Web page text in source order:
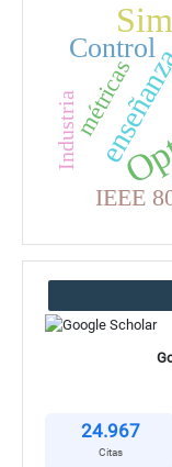
Control
métricas
IEEE
Industria
24.967
Citas